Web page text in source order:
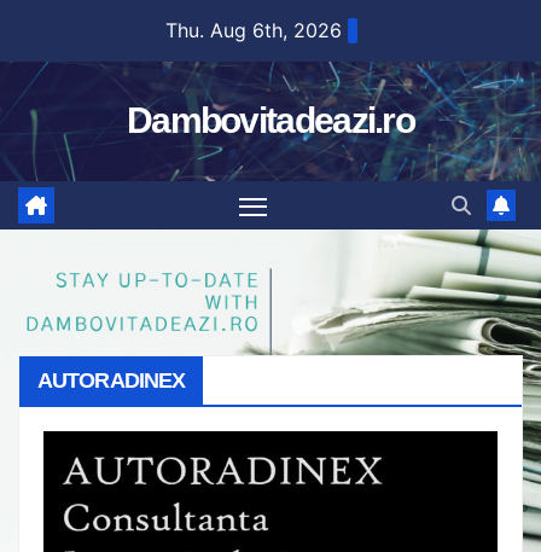
content
Thu. Aug 6th, 2026
Dambovitadeazi.ro
AUTORADINEX